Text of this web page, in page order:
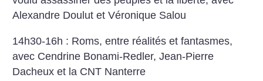
Alexandre Doulut et Véronique Salou
14h30-16h : Roms, entre réalités et fantasmes,
avec Cendrine Bonami-Redler, Jean-Pierre
Dacheux et la CNT Nanterre